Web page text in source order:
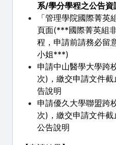
系/學分學程之公告資
「管理學院國際菁
頁面(***國際菁英組
程，申請前請務必留
小姐***)
申請中山醫學大學跨
次)，繳交申請文件
告說明
申請優久大學聯盟跨
次)，繳交申請文件
公告說明